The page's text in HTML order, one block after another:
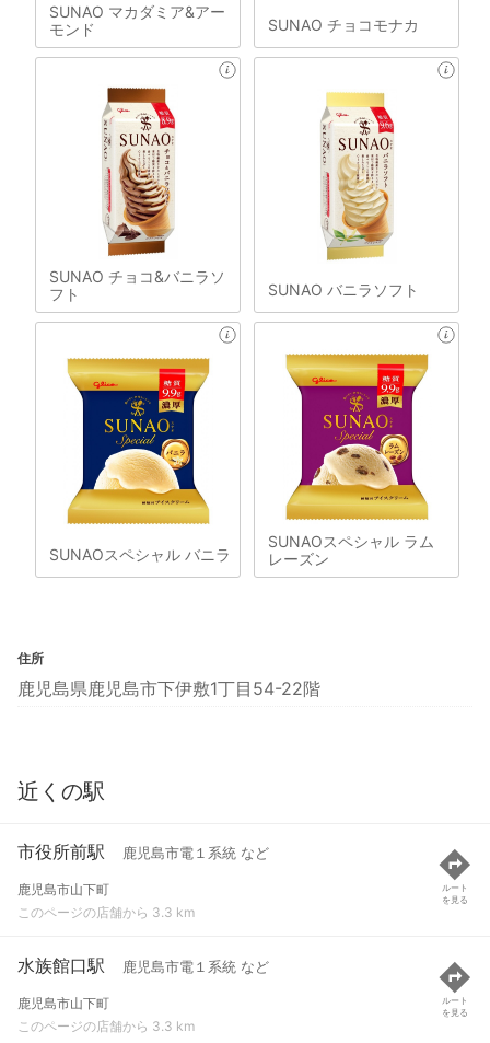
SUNAO マカダミア&アー
モンド
SUNAO チョコモナカ
SUNAO チョコ&バニラソ
フト
SUNAO バニラソフト
SUNAOスペシャル バニラ
SUNAOスペシャル ラム
レーズン
住所
鹿児島県鹿児島市下伊敷1丁目54-22階
近くの駅
市役所前駅 鹿児島市電１系統 など
鹿児島市山下町
このページの店舗から 3.3 km
ルート
を見る
水族館口駅 鹿児島市電１系統 など
鹿児島市山下町
このページの店舗から 3.3 km
ルート
を見る